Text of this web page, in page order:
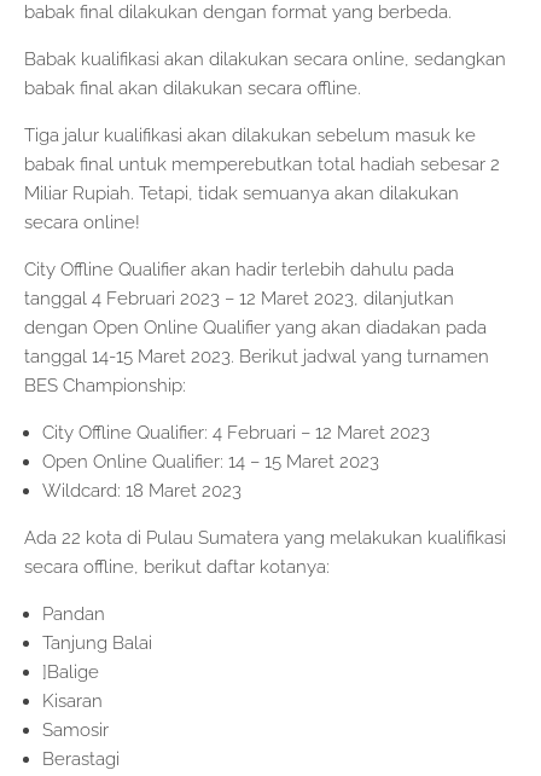
babak final dilakukan dengan format yang berbeda.
Babak kualifikasi akan dilakukan secara online, sedangkan
babak final akan dilakukan secara offline.
Tiga jalur kualifikasi akan dilakukan sebelum masuk ke
babak final untuk memperebutkan total hadiah sebesar 2
Miliar Rupiah. Tetapi, tidak semuanya akan dilakukan
secara online!
City Offline Qualifier akan hadir terlebih dahulu pada
tanggal 4 Februari 2023 – 12 Maret 2023, dilanjutkan
dengan Open Online Qualifier yang akan diadakan pada
tanggal 14-15 Maret 2023. Berikut jadwal yang turnamen
BES Championship:
City Offline Qualifier: 4 Februari – 12 Maret 2023
Open Online Qualifier: 14 – 15 Maret 2023
Wildcard: 18 Maret 2023
Ada 22 kota di Pulau Sumatera yang melakukan kualifikasi
secara offline, berikut daftar kotanya:
Pandan
Tanjung Balai
]Balige
Kisaran
Samosir
Berastagi